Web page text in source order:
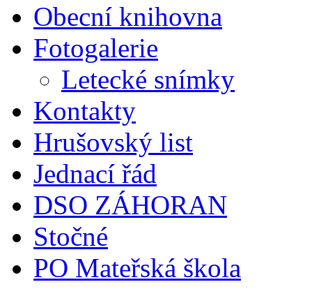
Obecní knihovna
Fotogalerie
Letecké snímky
Kontakty
Hrušovský list
Jednací řád
DSO ZÁHORAN
Stočné
PO Mateřská škola